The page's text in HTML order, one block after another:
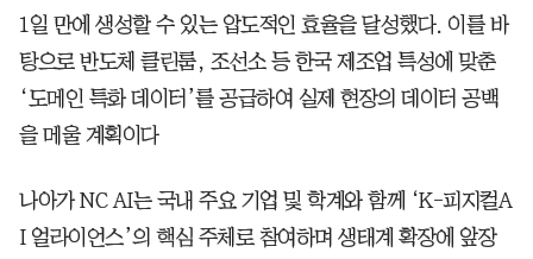
1일 만에 생성할 수 있는 압도적인 효율을 달성했다. 이를 바
탕으로 반도체 클린룸, 조선소 등 한국 제조업 특성에 맞춘
‘도메인 특화 데이터’를 공급하여 실제 현장의 데이터 공백
을 메울 계획이다
나아가 NC AI는 국내 주요 기업 및 학계와 함께 ‘K-피지컬A
I 얼라이언스’의 핵심 주체로 참여하며 생태계 확장에 앞장